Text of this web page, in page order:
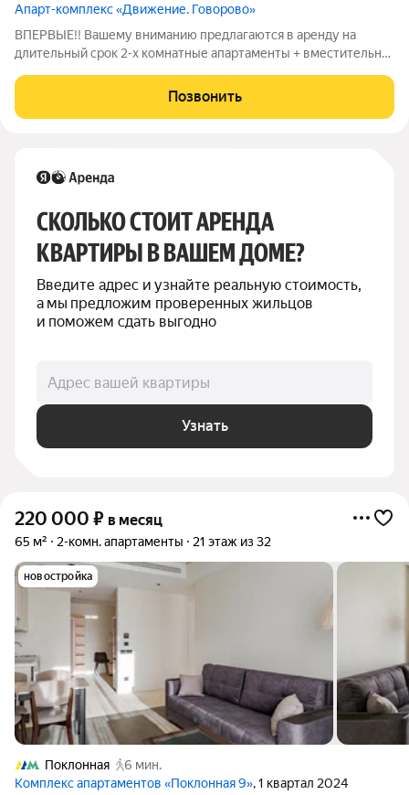
Апарт-комплекс «Движение. Говорово»
ВПЕРВЫЕ!! Вашему вниманию предлагаются в аренду на
длительный срок 2-х комнатные апартаменты + вместительная
массив (вид, как зеленая река), последний этаж; минимум
соседей; окна расположены на 2
Позвонить
СКОЛЬКО СТОИТ АРЕНДА
КВАРТИРЫ В ВАШЕМ ДОМЕ?
Введите адрес и узнайте реальную стоимость,
а мы предложим проверенных жильцов
и поможем сдать выгодно
Адрес вашей квартиры
Узнать
220 000 ₽ в месяц
65 м² 2-комн. апартаменты 21 этаж из 32
новостройка
Поклонная
6 мин.
Комплекс апартаментов «Поклонная 9», 1 квартал 2024